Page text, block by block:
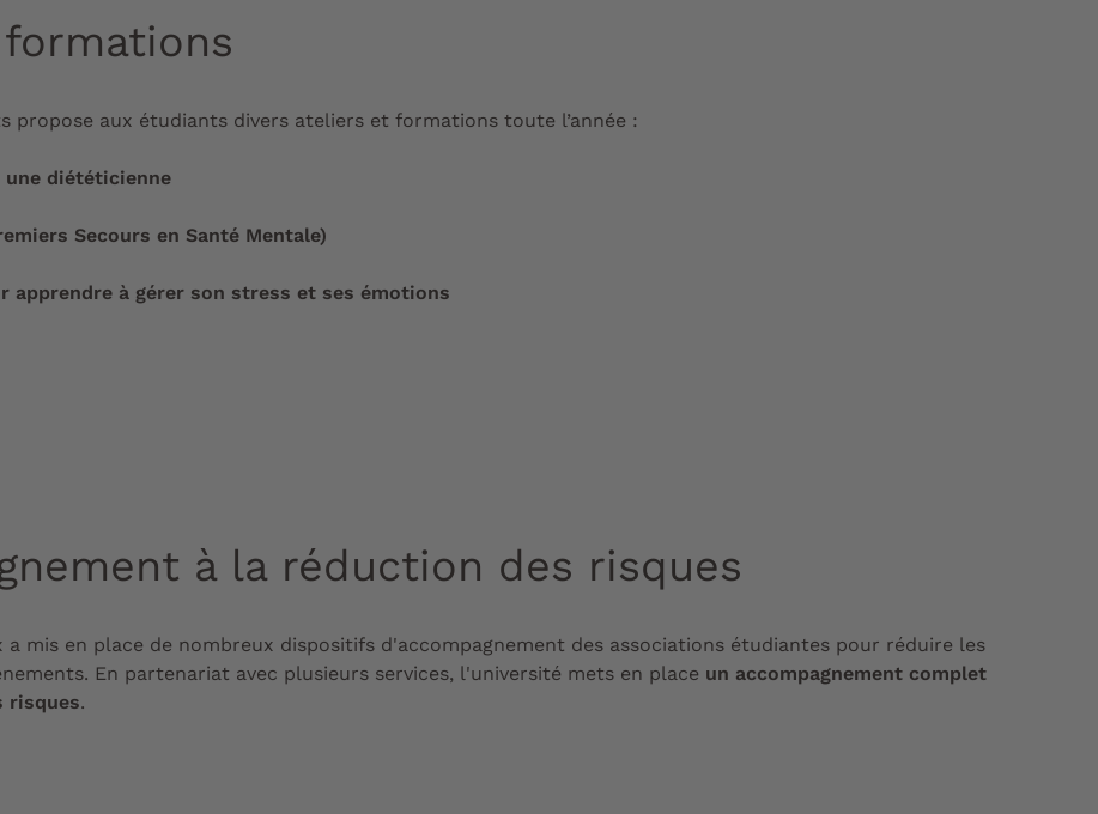
propose aux étudiants divers ateliers et formations toute l’année :
diététicienne
Secours en Santé Mentale)
apprendre à gérer son stress et ses émotions
à la réduction des risques
a mis en place de nombreux dispositifs d'accompagnement des associations étudiantes pour réduire les
En partenariat avec plusieurs services, l'université mets en place un accompagnement complet
risques.